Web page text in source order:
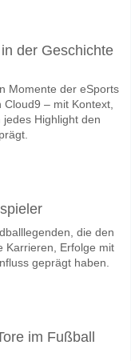
der Geschichte
Momente der eSports
– mit Kontext,
Highlight den
die den
Karrieren, Erfolge mit
geprägt haben.
im Fußball